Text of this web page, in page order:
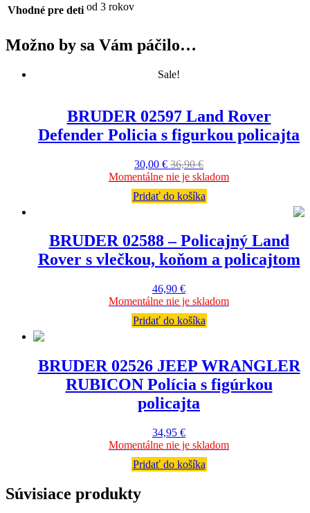
Vhodné pre deti od 3 rokov
Možno by sa Vám páčilo…
Sale!
BRUDER 02597 Land Rover
Defender Policia s figurkou policajta
30,00 € 36,90€
Momentálne nie je skladom
Pridať do košíka
BRUDER 02588 – Policajný Land
Rover s vlečkou, koňom a policajtom
46,90 €
Momentálne nie je skladom
Pridať do košíka
BRUDER 02526 JEEP WRANGLER
RUBICON Polícia s figúrkou
policajta
34,95 €
Momentálne nie je skladom
Pridať do košíka
Súvisiace produkty